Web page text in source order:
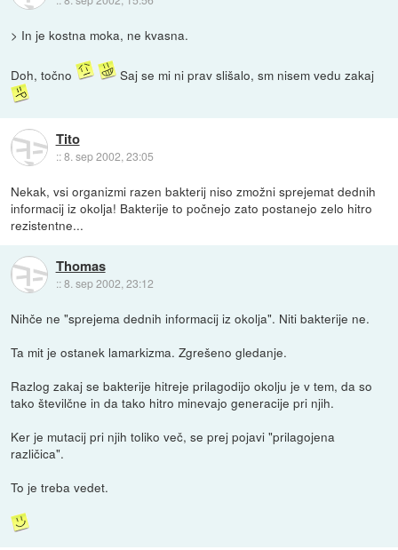
> In je kostna moka, ne kvasna.
Doh, točno Saj se mi ni prav slišalo, sm nisem vedu zakaj
Tito
::8. sep 2002, 23:05
Nekak, vsi organizmi razen bakterij niso zmožni sprejemat dednih
informacij iz okolja! Bakterije to počnejo zato postanejo zelo hitro
rezistentne...
Thomas
::8. sep 2002, 23:12
Nihče ne "sprejema dednih informacij iz okolja". Niti bakterije ne.
Ta mit je ostanek lamarkizma. Zgrešeno gledanje.
Razlog zakaj se bakterije hitreje prilagodijo okolju je v tem, da so
tako številčne in da tako hitro minevajo generacije pri njih.
Ker je mutacij pri njih toliko več, se prej pojavi "prilagojena
različica".
To je treba vedet.